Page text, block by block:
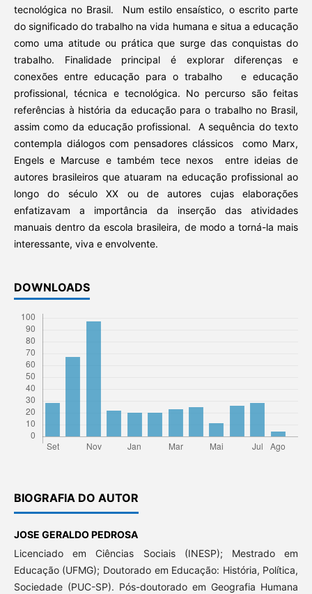
tecnológica no Brasil. Num estilo ensaístico, o escrito parte
do significado do trabalho na vida humana e situa a educação
como uma atitude ou prática que surge das conquistas do
trabalho. Finalidade principal é explorar diferenças e
conexões entre educação para o trabalho e educação
profissional, técnica e tecnológica. No percurso são feitas
referências à história da educação para o trabalho no Brasil,
assim como da educação profissional. A sequência do texto
contempla diálogos com pensadores clássicos como Marx,
Engels e Marcuse e também tece nexos entre ideias de
autores brasileiros que atuaram na educação profissional ao
longo do século XX ou de autores cujas elaborações
enfatizavam a importância da inserção das atividades
manuais dentro da escola brasileira, de modo a torná-la mais
interessante, viva e envolvente.
DOWNLOADS
BIOGRAFIA DO AUTOR
JOSE GERALDO PEDROSA
Licenciado em Ciências Sociais (INESP); Mestrado em
Educação (UFMG); Doutorado em Educação: História, Política,
Sociedade (PUC-SP). Pós-doutorado em Geografia Humana